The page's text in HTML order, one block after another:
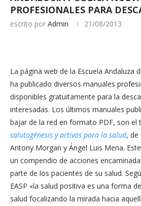
PROFESIONALES PARA
escrito por Admin 21/08/2013
La página web de la Escuela Andaluza
ha publicado diversos manuales
disponibles gratuitamente para la
interesadas. Los últimos manuales
bajar de la red en formato PDF, son el
salutogénesis y activos para la salud, de
Antony Morgan y Ángel Luis Mena.
un compendio de acciones
parte de los pacientes de su salud.
EASP «la salud positiva es una forma
salud focalizando la mirada hacia